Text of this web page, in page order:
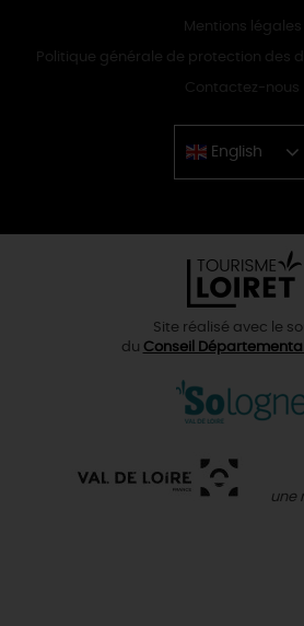
Mentions légales
Politique générale de protection des
Contactez-nous
English
Chinese
Site réalisé avec le
du Conseil
une